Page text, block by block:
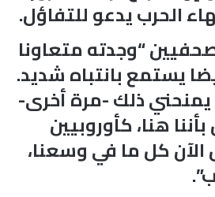
الحرب يدعو للتفاؤل.
“وجدته متعاونا
يستمع بانتباه شديد.
ذلك -مرة أخرى-
هنا، كأوروبيين
الآن كل ما في وسعنا،